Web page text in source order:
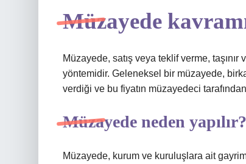
Müzayede
Müzayede, satış veya teklif verme, taşınır
yöntemidir. Geleneksel bir müzayede,
verdiği ve bu fiyatın müzayedeci
Müzayede neden yapılır?
Müzayede, kurum ve kuruluşlara ait